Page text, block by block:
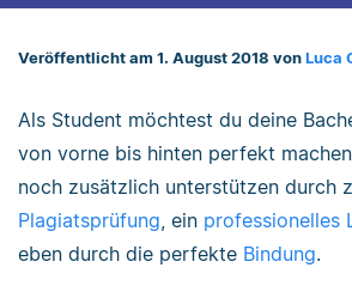
Veröffentlicht am 1. August 2018 von Luca
Als Student möchtest du deine
von vorne bis hinten perfekt
noch zusätzlich unterstützen durch
Plagiatsprüfung , ein professionelles
eben durch die perfekte Bindung.